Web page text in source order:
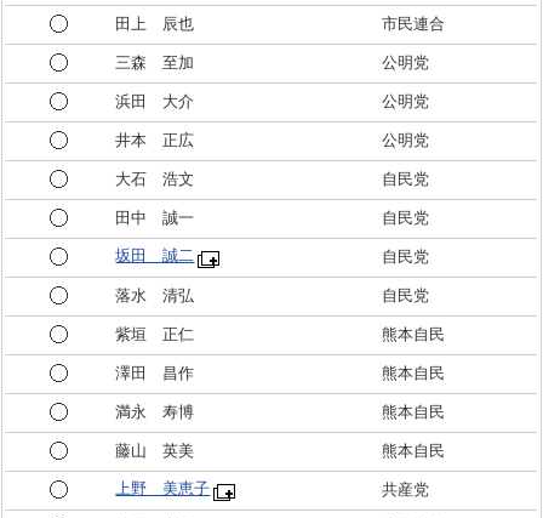
田上 辰也 市民連合
三森 至加 公明党
浜田 大介 公明党
井本 正広 公明党
大石 浩文 自民党
田中 誠一 自民党
坂田 誠二 自民党
落水 清弘 自民党
紫垣 正仁 熊本自民
澤田 昌作 熊本自民
満永 寿博 熊本自民
藤山 英美 熊本自民
上野 美恵子 共産党